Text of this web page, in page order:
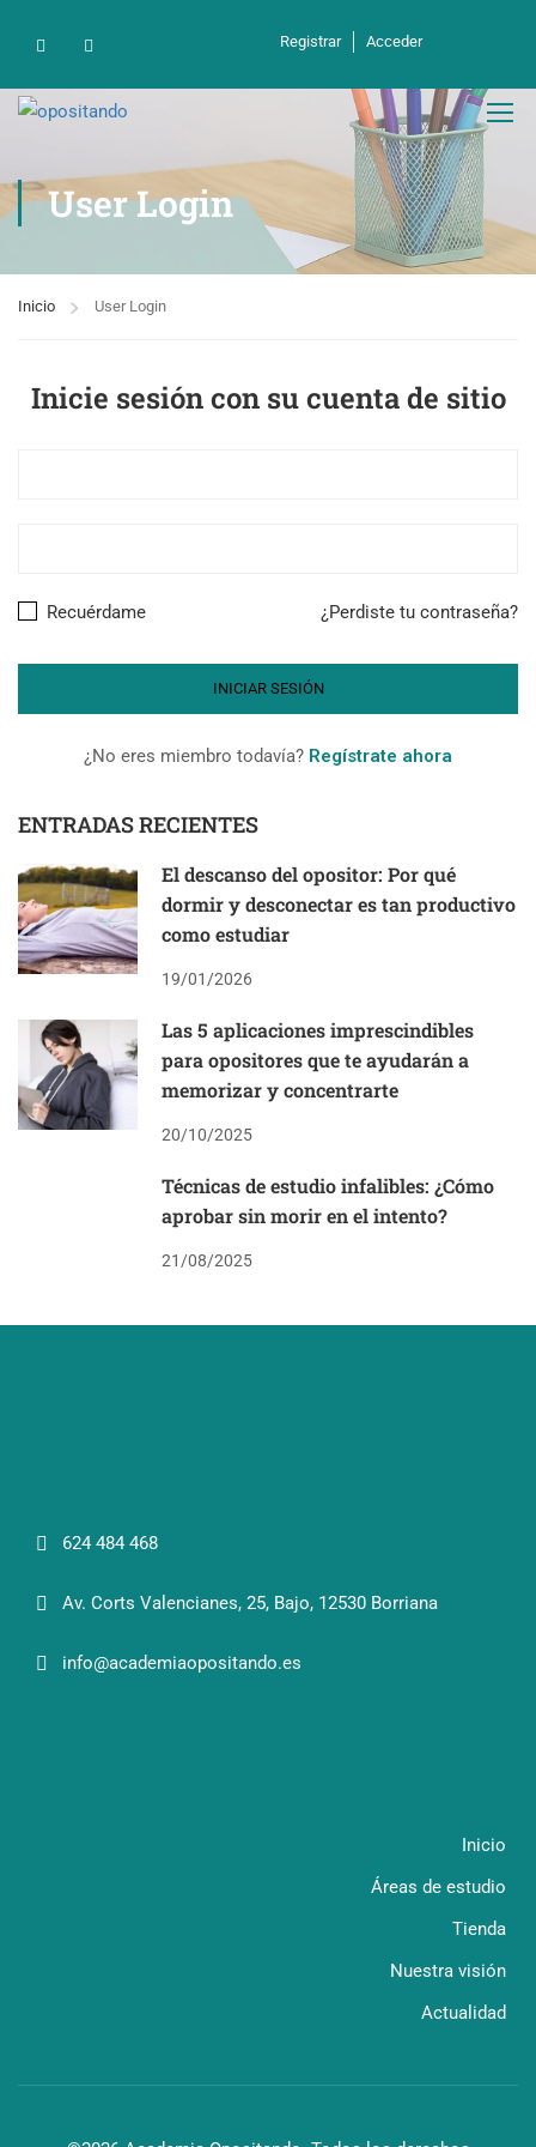
Registrar Acceder
User Login
Inicio User Login
Inicie sesión con su cuenta de sitio
¿Perdiste tu contraseña?
Recuérdame
¿No eres miembro todavía? Regístrate ahora
ENTRADAS RECIENTES
El descanso del opositor: Por qué
dormir y desconectar es tan productivo
como estudiar
19/01/2026
Las 5 aplicaciones imprescindibles
para opositores que te ayudarán a
memorizar y concentrarte
20/10/2025
Técnicas de estudio infalibles: ¿Cómo
aprobar sin morir en el intento?
21/08/2025
624 484 468
Av. Corts Valencianes, 25, Bajo, 12530 Borriana
info@academiaopositando.es
Inicio
Áreas de estudio
Tienda
Nuestra visión
Actualidad